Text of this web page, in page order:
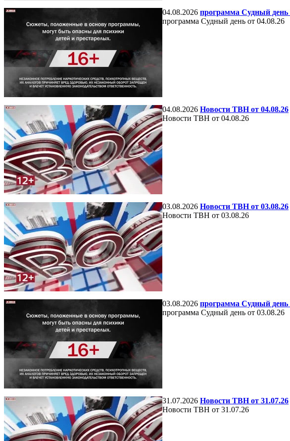
04.08.2026 программа Судный день
программа Судный день от 04.08.26
04.08.2026 Новости ТВН от 04.08.26
Новости ТВН от 04.08.26
03.08.2026 Новости ТВН от 03.08.26
Новости ТВН от 03.08.26
03.08.2026 программа Судный день
программа Судный день от 03.08.26
31.07.2026 Новости ТВН от 31.07.26
Новости ТВН от 31.07.26